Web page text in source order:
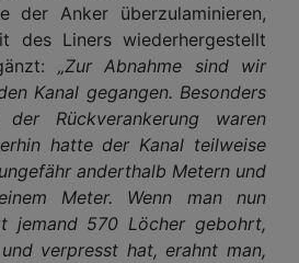
der Anker überzulaminieren,
des Liners wiederhergestellt
„Zur Abnahme sind wir
Kanal gegangen. Besonders
Rückverankerung waren
hatte der Kanal teilweise
anderthalb Metern und
Meter. Wenn man nun
jemand 570 Löcher gebohrt,
verpresst hat, erahnt man,